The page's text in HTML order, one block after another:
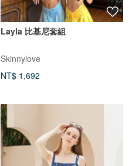
Layla 比基尼套組
Skinnylove
NT$ 1,692